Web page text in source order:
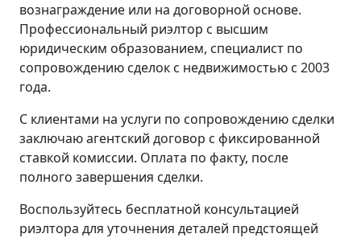
вознаграждение или на договорной основе.
Профессиональный риэлтор с высшим
юридическим образованием, специалист по
сопровождению сделок с недвижимостью с 2003
года.
С клиентами на услуги по сопровождению сделки
заключаю агентский договор с фиксированной
ставкой комиссии. Оплата по факту, после
полного завершения сделки.
Воспользуйтесь бесплатной консультацией
риэлтора для уточнения деталей предстоящей